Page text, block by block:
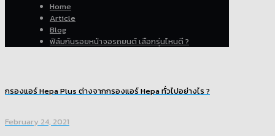
Home
Article
Blog
ฟิล์มกันรอยหน้าจอรถยนต์ เลือกรุ่นไหนดี ?
กรองแอร์ Hepa Plus ต่างจากกรองแอร์ Hepa ทั่วไปอย่างไร ?
February 24, 2021